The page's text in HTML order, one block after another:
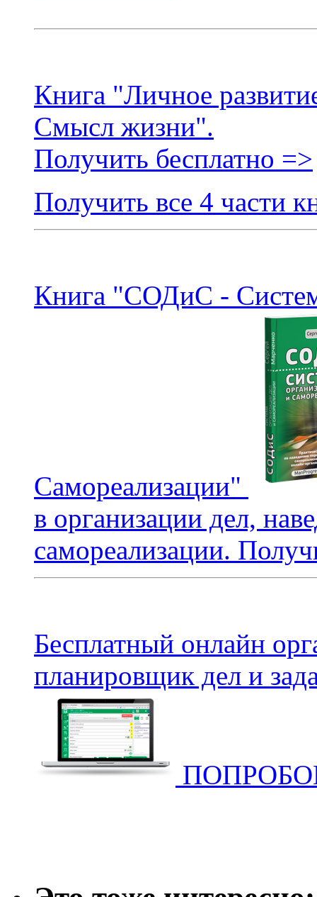
Книга "Личное
Смысл жизни".
Получить бесплатно =>
Получить все 4 части
Книга "СОДиС -
Самореализации"
в организации дел,
самореализации.
Бесплатный онлайн
планировщик дел и